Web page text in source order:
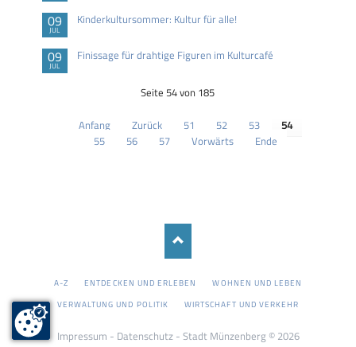
09
JUL
Kinderkultursommer: Kultur für alle!
09
JUL
Finissage für drahtige Figuren im Kulturcafé
Seite 54 von 185
Anfang Zurück 51 52 53
54
55
56 57 Vorwärts Ende
NAVIGATION
A-Z ENTDECKEN UND ERLEBEN
WOHNEN UND LEBEN
VERWALTUNG UND POLITIK
WIRTSCHAFT UND VERKEHR
Impressum - Datenschutz- Stadt Münzenberg © 2026